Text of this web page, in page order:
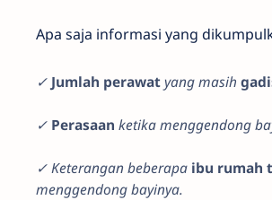
Apa saja informasi yang
✓Jumlah perawatyang masih
✓ Perasaan ketika menggendong
✓ Keterangan beberapa ibu rumah
menggendong bayinya.